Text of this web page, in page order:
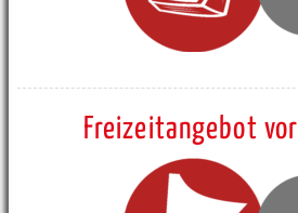
Freizeitangebot